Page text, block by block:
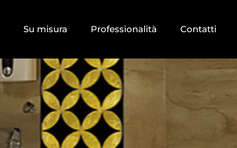
Su misura Professionalità Contatti